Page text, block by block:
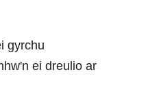
gyrchu
ei dreulio ar